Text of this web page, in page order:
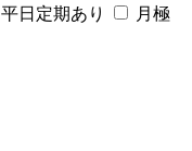
平日定期あり
月極